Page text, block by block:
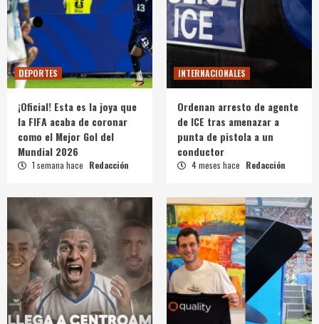
DEPORTES
¡Oficial! Esta es la joya que
la FIFA acaba de coronar
como el Mejor Gol del
Mundial 2026
1 semana hace Redacción
INTERNACIONALES
Ordenan arresto de agente
de ICE tras amenazar a
punta de pistola a un
conductor
4 meses hace Redacción